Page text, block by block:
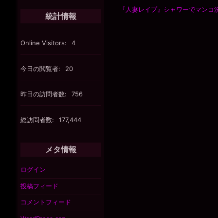
『人妻レイプ』シャワーでマンコ
統計情報
Online Visitors: 4
今日の閲覧者: 20
昨日の訪問者数: 756
総訪問者数: 177,444
メタ情報
ログイン
投稿フィード
コメントフィード